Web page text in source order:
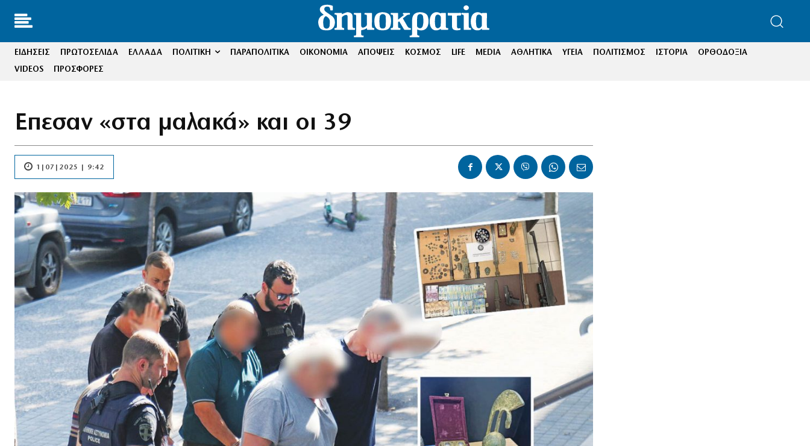
ΕΙΔΗΣΕΙΣ ΠΡΩΤΟΣΕΛΙΔΑ ΕΛΛΑΔΑ ΠΟΛΙΤΙΚΗ ΠΑΡΑΠΟΛΙΤΙΚΑ ΟΙΚΟΝΟΜΙΑ ΑΠΟΨΕΙΣ ΚΟΣΜΟΣ LIFE MEDIA ΑΘΛΗΤΙΚΑ ΥΓΕΙΑ ΠΟΛΙΤΙΣΜΟΣ ΙΣΤΟΡΙΑ
ΟΡΘΟΔΟΞΙΑ
VIDEOS
ΠΡΟΣΦΟΡΕΣ
Επεσαν «στα μαλακά» και οι 39
1|07|2025 | 9:42